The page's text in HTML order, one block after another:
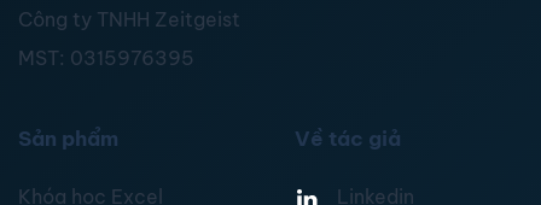
Công ty TNHH Zeitgeist
MST: 0315976395
Sản phẩm
Khóa học Excel
Về tác giả
Linkedin